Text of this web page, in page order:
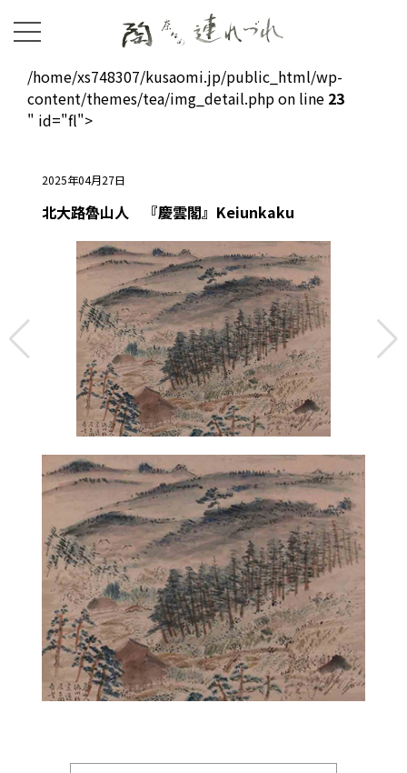
/home/xs748307/kusaomi.jp/public_html/wp-
content/themes/tea/img_detail.php on line 23
" id="fl">
2025年04月27日
北大路魯山人 『慶雲閣』Keiunkaku